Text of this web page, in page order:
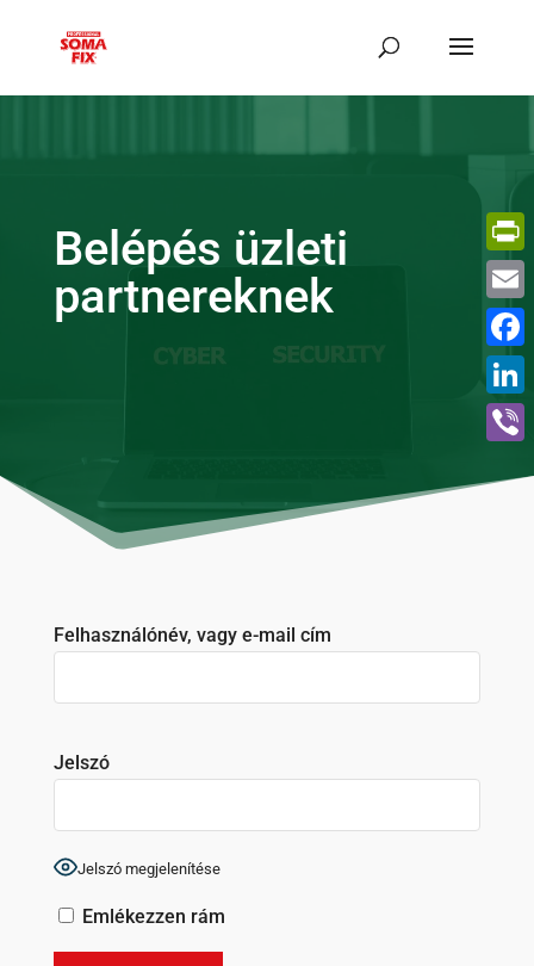
Belépés üzleti
partnereknek
Felhasználónév, vagy e-mail cím
Jelszó
Jelszó megjelenítése
Emlékezzen rám
Email